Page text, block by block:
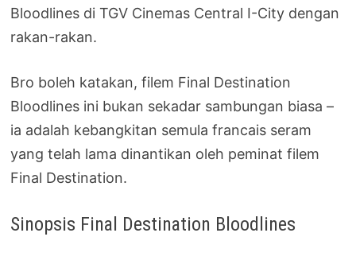
Bloodlines di TGV Cinemas Central I-City dengan
rakan-rakan.
Bro boleh katakan, filem Final Destination
Bloodlines ini bukan sekadar sambungan biasa –
ia adalah kebangkitan semula francais seram
yang telah lama dinantikan oleh peminat filem
Final Destination.
Sinopsis Final Destination Bloodlines